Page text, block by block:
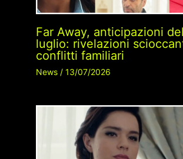
Far Away, anticipazioni
luglio: rivelazioni
conflitti familiari
News/ 13/07/2026